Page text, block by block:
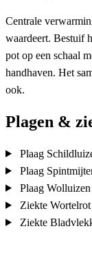
Centrale
waardeert. Bestuif
pot op een schaal
handhaven. Het
ook.
Plagen &
Plaag
Plaag
Plaag Wolluizen
Ziekte Wortelrot
Ziekte